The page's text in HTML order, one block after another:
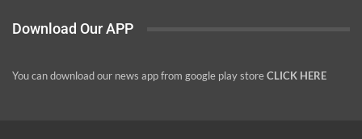
Download Our APP
You can download our news app from google play storeCLICK HERE